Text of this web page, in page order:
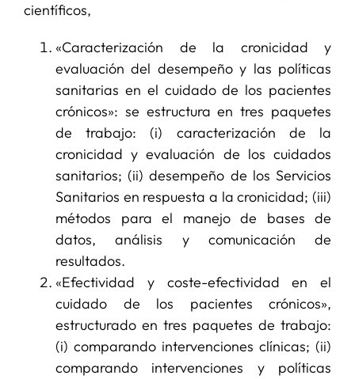
científicos,
«Caracterización de la cronicidad y
evaluación del desempeño y las políticas
sanitarias en el cuidado de los pacientes
crónicos»: se estructura en tres paquetes
de trabajo: (i) caracterización de la
cronicidad y evaluación de los cuidados
sanitarios; (ii) desempeño de los Servicios
Sanitarios en respuesta a la cronicidad; (iii)
métodos para el manejo de bases de
datos, análisis y comunicación de
resultados.
«Efectividad y coste-efectividad en el
cuidado de los pacientes crónicos»,
estructurado en tres paquetes de trabajo:
(i) comparando intervenciones clínicas; (ii)
comparando intervenciones y políticas